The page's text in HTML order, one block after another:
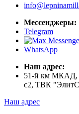
Мессенджеры:
Telegram
WhatsApp
Наш адрес:
51-й км МКАД,
с2, ТВК
Наш адрес